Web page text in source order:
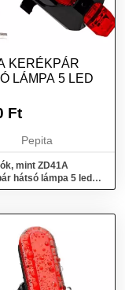
KERÉKPÁR
LÁMPA 5 LED
Ft
Pepita
mint ZD41A
hátsó lámpa 5 led